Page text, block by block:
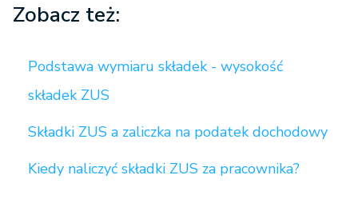
Zobacz też:
Podstawa wymiaru składek - wysokość
składek ZUS
Składki ZUS a zaliczka na podatek dochodowy
Kiedy naliczyć składki ZUS za pracownika?